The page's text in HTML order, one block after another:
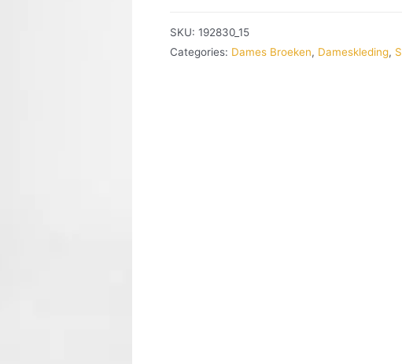
SKU: 192830_15
Categories: Dames Broeken, Dameskleding,